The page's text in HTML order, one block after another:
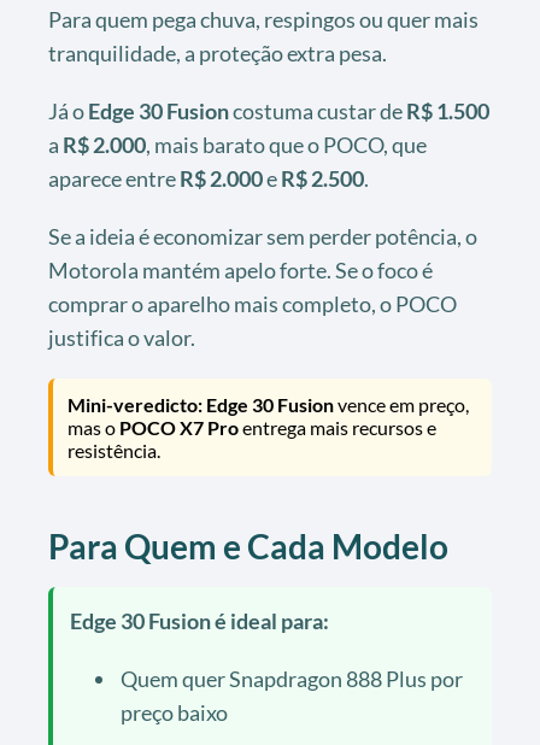
Para quem pega chuva, respingos ou quer mais
tranquilidade, a proteção extra pesa.
Já oEdge 30 Fusioncostuma custar deR$ 1.500
a R$ 2.000, mais barato que o POCO, que
aparece entreR$ 2.000eR$ 2.500.
Se a ideia é economizar sem perder potência, o
Motorola mantém apelo forte. Se o foco é
comprar o aparelho mais completo, o POCO
justifica o valor.
Mini-veredicto: Edge 30 Fusionvence em preço,
mas o POCO X7 Proentrega mais recursos e
resistência.
Para Quem e Cada Modelo
Edge 30 Fusion é ideal para:
Quem quer Snapdragon 888 Plus por
preço baixo